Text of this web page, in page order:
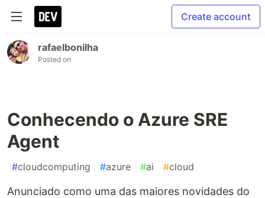
Create account
rafaelbonilha
Posted on
Conhecendo o Azure SRE
Agent
#cloudcomputing #azure #ai #cloud
Anunciado como uma das maiores novidades do